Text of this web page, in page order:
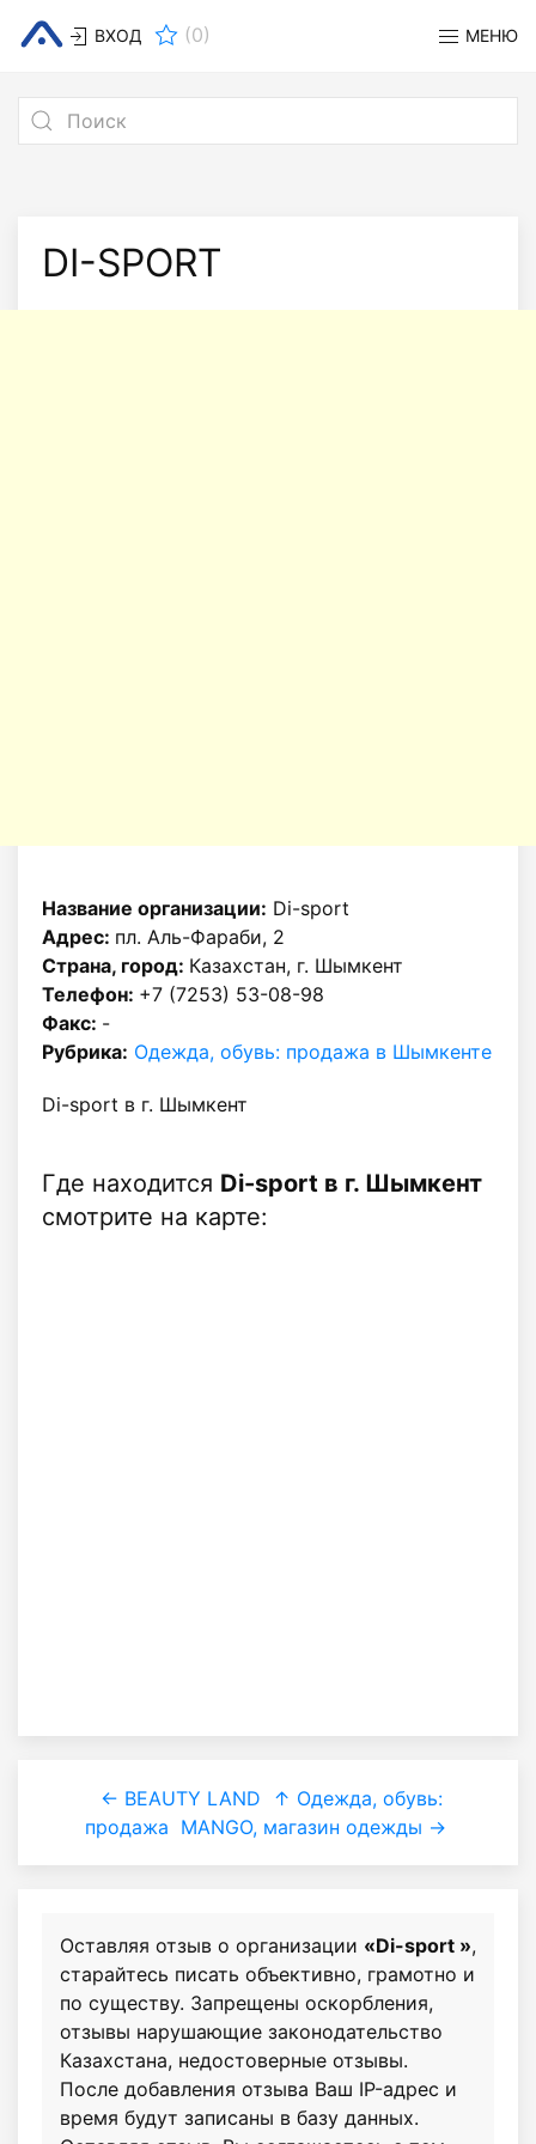
ВХОД (0) МЕНЮ
DI-SPORT
Название организации: Di-sport
Адрес: пл. Аль-Фараби, 2
Страна, город: Казахстан, г. Шымкент
Телефон: +7 (7253) 53-08-98
Факс: -
Рубрика: Одежда, обувь: продажа в Шымкенте
Di-sport в г. Шымкент
Где находится Di-sport в г. Шымкент
смотрите на карте:
← BEAUTY LAND
↑ Одежда, обувь:
продажа MANGO, магазин одежды →
Оставляя отзыв о организации «Di-sport »,
старайтесь писать объективно, грамотно и
по существу. Запрещены оскорбления,
отзывы нарушающие законодательство
Казахстана, недостоверные отзывы.
После добавления отзыва Ваш IP-адрес и
время будут записаны в базу данных.